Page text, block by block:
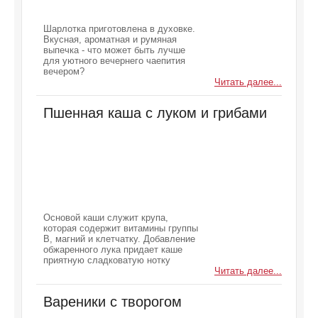
Шарлотка приготовлена в духовке.
Вкусная, ароматная и румяная
выпечка - что может быть лучше
для уютного вечернего чаепития
вечером?
Читать далее...
Пшенная каша с луком и грибами
Основой каши служит крупа,
которая содержит витамины группы
В, магний и клетчатку. Добавление
обжаренного лука придает каше
приятную сладковатую нотку
Читать далее...
Вареники с творогом